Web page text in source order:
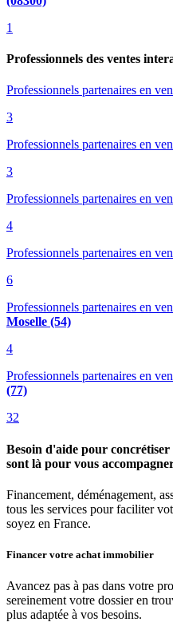
1
Professionnels des ventes
Professionnels partenaires en
3
Professionnels partenaires en
3
Professionnels partenaires en
4
Professionnels partenaires en
6
Professionnels partenaires en
Moselle (54)
4
Professionnels partenaires en
(77)
32
Besoin d'aide pour
sont là pour vous
Financement, déménagement,
tous les services pour faciliter
soyez en France.
Financer votre achat immobilier
Avancez pas à pas dans votre
sereinement votre dossier en
plus adaptée à vos besoins.